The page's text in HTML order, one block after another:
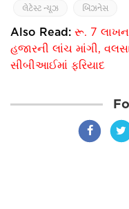
લેટેસ્ટ ન્યૂઝ બિઝનેસ
Also Read: રૂ. 7
હજારની લાંચ માંગી,
સીબીઆઈમાં ફરિયાદ